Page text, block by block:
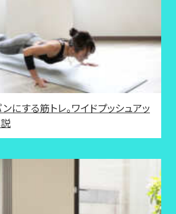
にする筋トレ。ワイドプッシュアッ